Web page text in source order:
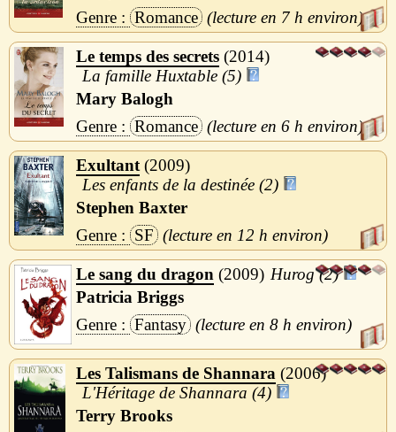
Romance
7 h
Le temps des secrets 2014
La famille Huxtable (5)
Mary Balogh
Romance
6 h
Exultant 2009
Les enfants de la destinée (2)
Stephen Baxter
SF
12 h
Le sang du dragon 2009
Hurog (2)
Patricia Briggs
Fantasy
8 h
Les Talismans de Shannara
2006
L'Héritage de Shannara (4)
Terry Brooks